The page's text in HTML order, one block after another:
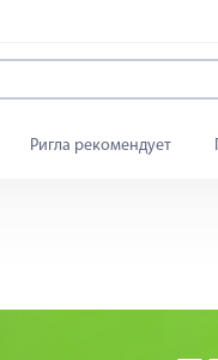
Ригла рекомендует